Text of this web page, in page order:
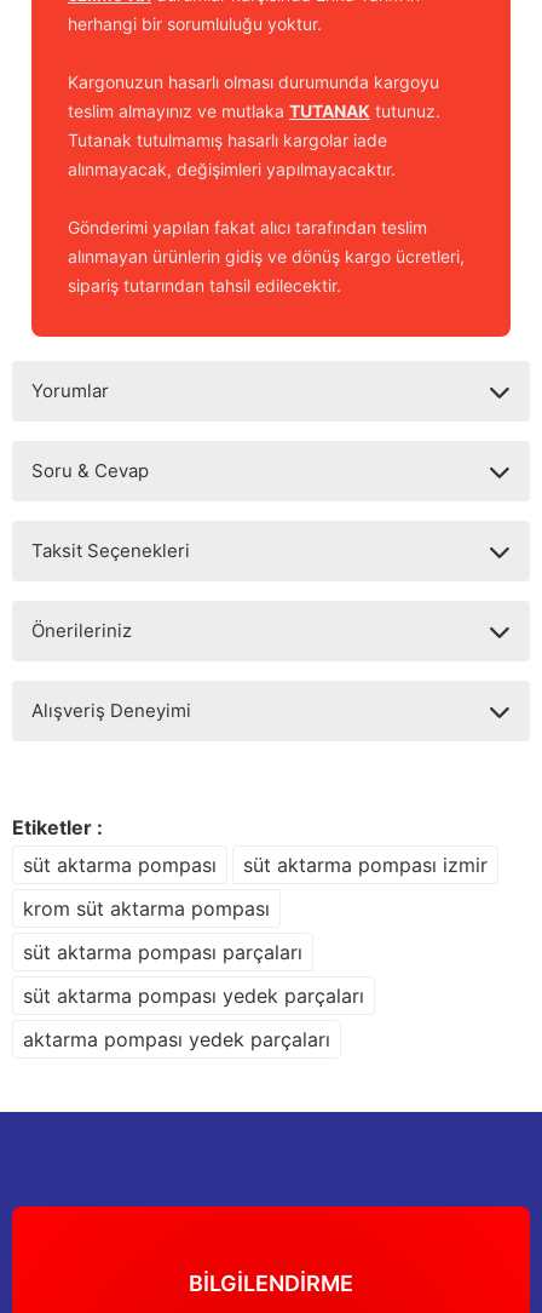
herhangi bir sorumluluğu yoktur.
Kargonuzun hasarlı olması durumunda kargoyu
teslim almayınız ve mutlaka TUTANAK tutunuz.
Tutanak tutulmamış hasarlı kargolar iade
alınmayacak, değişimleri yapılmayacaktır.
Gönderimi yapılan fakat alıcı tarafından teslim
alınmayan ürünlerin gidiş ve dönüş kargo ücretleri,
sipariş tutarından tahsil edilecektir.
Yorumlar
Soru & Cevap
Taksit Seçenekleri
Önerileriniz
konularda yetersiz gördüğünüz noktaları öneri formunu
Ürün resmi kalitesiz, bozuk veya görüntülenemiyor.
Ürün fiyatı diğer sitelerden daha pahalı.
Bu ürüne benzer farklı alternatifler olmalı.
Gönder
Alışveriş Deneyimi
Deneyimini Paylaş
Etiketler :
süt aktarma pompası
süt aktarma pompası izmir
krom süt aktarma pompası
süt aktarma pompası parçaları
süt aktarma pompası yedek parçaları
aktarma pompası yedek parçaları
BİLGİLENDİRME